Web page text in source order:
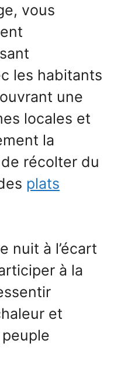
vous
les habitants
une
locales et
la
récolter du
plats
nuit à l’écart
à la
et